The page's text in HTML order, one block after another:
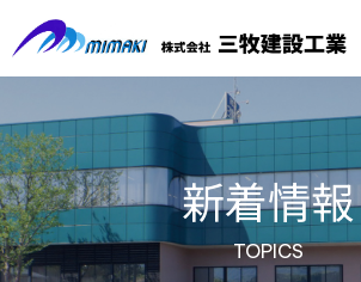
新着情報
TOPICS